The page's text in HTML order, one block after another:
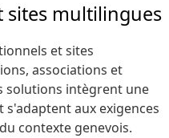
sites multilingues
et sites
associations et
solutions intègrent une
aux exigences
contexte genevois.